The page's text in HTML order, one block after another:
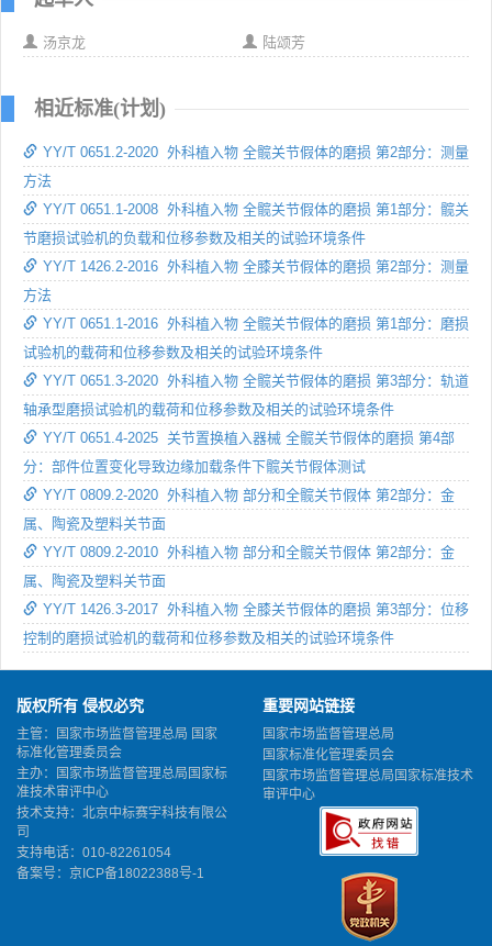
汤京龙 陆颂芳
相近标准(计划)
YY/T 0651.2-2020 外科植入物 全髋关节假体的磨损 第2部分：测量
方法
YY/T 0651.1-2008 外科植入物 全髋关节假体的磨损 第1部分：髋关
节磨损试验机的负载和位移参数及相关的试验环境条件
YY/T 1426.2-2016 外科植入物 全膝关节假体的磨损 第2部分：测量
方法
YY/T 0651.1-2016 外科植入物 全髋关节假体的磨损 第1部分：磨损
试验机的载荷和位移参数及相关的试验环境条件
YY/T 0651.3-2020 外科植入物 全髋关节假体的磨损 第3部分：轨道
轴承型磨损试验机的载荷和位移参数及相关的试验环境条件
YY/T 0651.4-2025 关节置换植入器械 全髋关节假体的磨损 第4部
分：部件位置变化导致边缘加载条件下髋关节假体测试
YY/T 0809.2-2020 外科植入物 部分和全髋关节假体 第2部分：金
属、陶瓷及塑料关节面
YY/T 0809.2-2010 外科植入物 部分和全髋关节假体 第2部分：金
属、陶瓷及塑料关节面
YY/T 1426.3-2017 外科植入物 全膝关节假体的磨损 第3部分：位移
控制的磨损试验机的载荷和位移参数及相关的试验环境条件
版权所有 侵权必究
主管：国家市场监督管理总局 国家
标准化管理委员会
主办：国家市场监督管理总局国家标
准技术审评中心
技术支持：北京中标赛宇科技有限公
司
支持电话：010-82261054
备案号： 京ICP备18022388号-1
重要网站链接
国家市场监督管理总局
国家标准化管理委员会
国家市场监督管理总局国家标准技术
审评中心